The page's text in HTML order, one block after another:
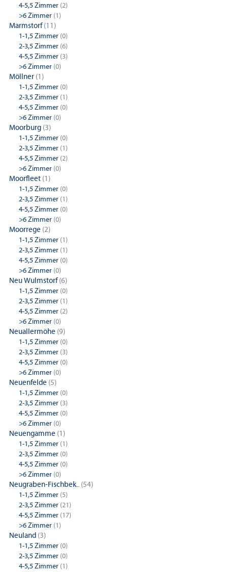
4-5,5 Zimmer (2)
>6 Zimmer (1)
Marmstorf(11)
1-1,5 Zimmer (0)
2-3,5 Zimmer (6)
4-5,5 Zimmer (3)
>6 Zimmer (0)
Möllner (1)
1-1,5 Zimmer (0)
2-3,5 Zimmer (1)
4-5,5 Zimmer (0)
>6 Zimmer (0)
Moorburg (3)
1-1,5 Zimmer (0)
2-3,5 Zimmer (1)
4-5,5 Zimmer (2)
>6 Zimmer (0)
Moorfleet (1)
1-1,5 Zimmer (0)
2-3,5 Zimmer (1)
4-5,5 Zimmer (0)
>6 Zimmer (0)
Moorrege (2)
1-1,5 Zimmer (1)
2-3,5 Zimmer (1)
4-5,5 Zimmer (0)
>6 Zimmer (0)
Neu Wulmstorf(6)
1-1,5 Zimmer (0)
2-3,5 Zimmer (1)
4-5,5 Zimmer (2)
>6 Zimmer (0)
Neuallermöhe (9)
1-1,5 Zimmer (0)
2-3,5 Zimmer (3)
4-5,5 Zimmer (0)
>6 Zimmer (0)
Neuenfelde (5)
1-1,5 Zimmer (0)
2-3,5 Zimmer (3)
4-5,5 Zimmer (0)
>6 Zimmer (0)
Neuengamme (1)
1-1,5 Zimmer (1)
2-3,5 Zimmer (0)
4-5,5 Zimmer (0)
>6 Zimmer (0)
Neugraben-Fischbek.. (54)
1-1,5 Zimmer (5)
2-3,5 Zimmer (21)
4-5,5 Zimmer (17)
>6 Zimmer (1)
Neuland (3)
1-1,5 Zimmer (0)
2-3,5 Zimmer (0)
4-5,5 Zimmer (1)